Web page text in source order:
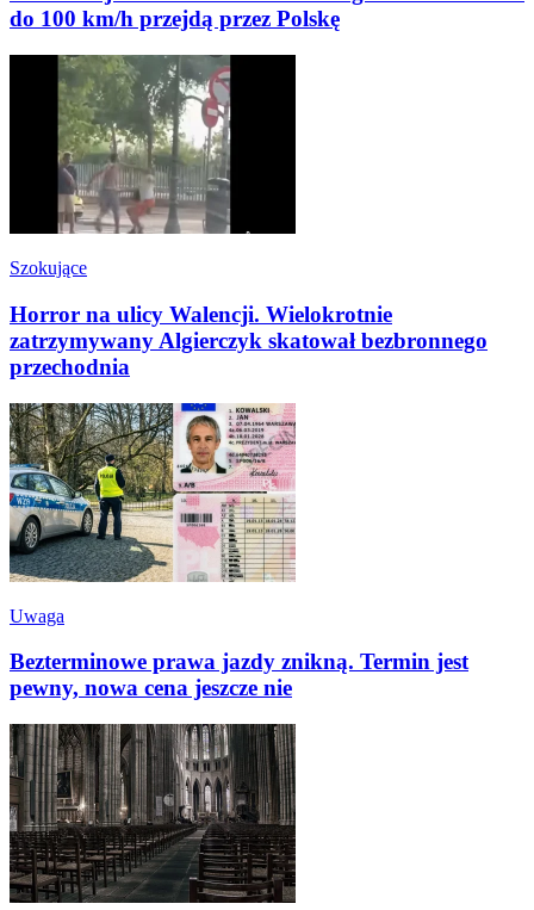
do 100 km/h przejdą przez Polskę
Szokujące
Horror na ulicy Walencji. Wielokrotnie
zatrzymywany Algierczyk skatował bezbronnego
przechodnia
Uwaga
Bezterminowe prawa jazdy znikną. Termin jest
pewny, nowa cena jeszcze nie